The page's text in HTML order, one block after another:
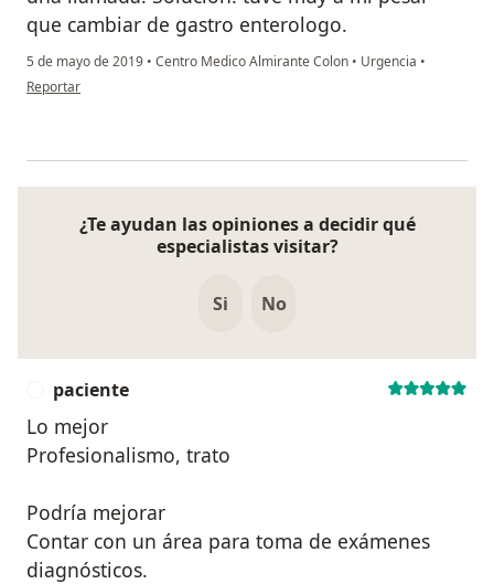
que cambiar de gastro enterologo.
5 de mayo de 2019 • Centro Medico Almirante Colon • Urgencia •
en opinión del usuario Cuenta eliminada
Reportar
¿Te ayudan las opiniones a decidir qué
especialistas visitar?
Si No
paciente
Lo mejor
Profesionalismo, trato
Podría mejorar
Contar con un área para toma de exámenes
diagnósticos.